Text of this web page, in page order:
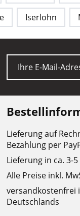
Iserlohn
E-Mail
Lieferung auf
Bezahlung per
Lieferung in ca. 3-5
Alle Preise inkl.
versandkostenfrei
Deutschlands